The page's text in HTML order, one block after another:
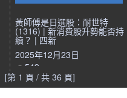
黃師傅是日選股：耐世特
(1316) | 新消費股升勢能否持
續？ | 四新
2025年12月23日
549
[第 1 頁 / 共 36 頁]